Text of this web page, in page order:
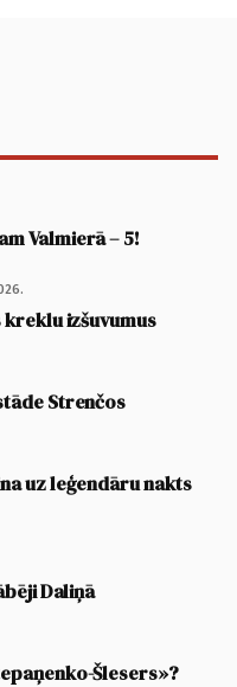
Valmierā – 5!
izšuvumus
Strenčos
uz leģendāru nakts
Daliņā
Šlesers»?